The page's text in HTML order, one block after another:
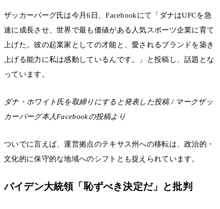
ザッカーバーグ氏は今月6日、Facebookにて「ダナはUFCを急
速に成長させ、世界で最も価値がある人気スポーツ企業に育て
上げた。彼の起業家としての才能と、愛されるブランドを築き
上げる能力に私は感動しているんです。」と投稿し、話題とな
っています。
ダナ・ホワイト氏を取締りにすると発表した投稿 / マークザッ
カーバーグ本人Facebookの投稿より
ついでに言えば、運営拠点のテキサス州への移転は、政治的・
文化的に保守的な地域へのシフトとも捉えられています。
バイデン大統領「恥ずべき決定だ」と批判